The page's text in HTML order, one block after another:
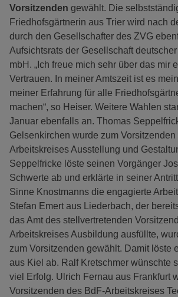
Vorsitzenden gewählt. Die
Friedhofsgärtnerin aus Trier wird nach
durch den Gesellschafter des ZVG
Aufsichtsrats der Gesellschaft
mbH. „Ich freue mich sehr über das mir
Vertrauen. In meiner Amtszeit ist es
meiner Erfahrung für alle
machen“, so Heiser. Weitere Wahlen
Januar ebenfalls an. Thomas
Gelsenkirchen wurde zum
Arbeitskreises Ausstellung und
Seppelfricke löste seinen Vorgänger
Schwerte ab und erklärte in seiner
Sinne Knostmanns die engagierte
Stefan Emert aus Liederbach, der
das Amt des stellvertretenden
Arbeitskreises Ausbildung ausfüllte,
zum Vorsitzenden gewählt. Damit löste
aus Kiel ab. Ralf Kretschmer wünschte
viel Erfolg. Ulrich Fernau aus Frankfurt
Vorsitzenden des BdF-Arbeitskreises